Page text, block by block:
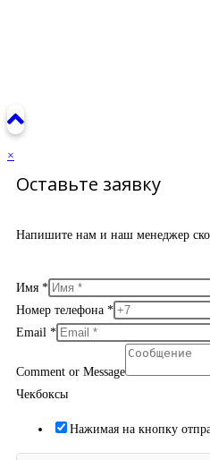
×
Оставьте заявку
Напишите нам и наш менеджер
Имя *
Номер телефона *
Email *
Comment or Message
Чекбоксы
Нажимая на кнопку